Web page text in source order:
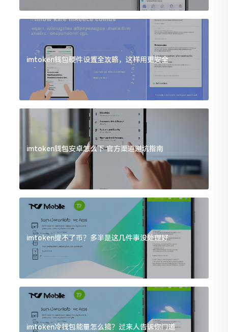
imtoken钱包硬件设置全攻略，这样用更安全
imtoken钱包安卓怎么下 官方渠道避坑指南
imtoken提不了币？多半是这几件事没处理好
imtoken冷钱包能量怎么搞？过来人告诉你门道